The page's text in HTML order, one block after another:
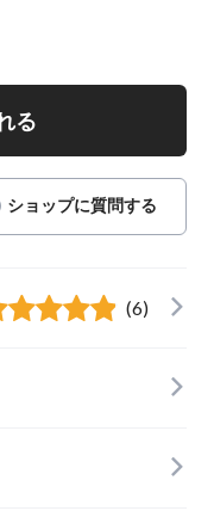
る
ショップに質問する
(6)